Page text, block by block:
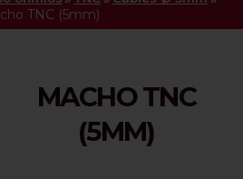
TNC (5mm)
MACHO TNC
(5MM)